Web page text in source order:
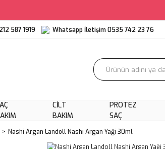
587 1919 Whatsapp İletişim 0535 742 23 76
CILT
BAKIM
PROTEZ
SAÇ
Nashi Argan Landoll Nashi Argan Yaği 30ml